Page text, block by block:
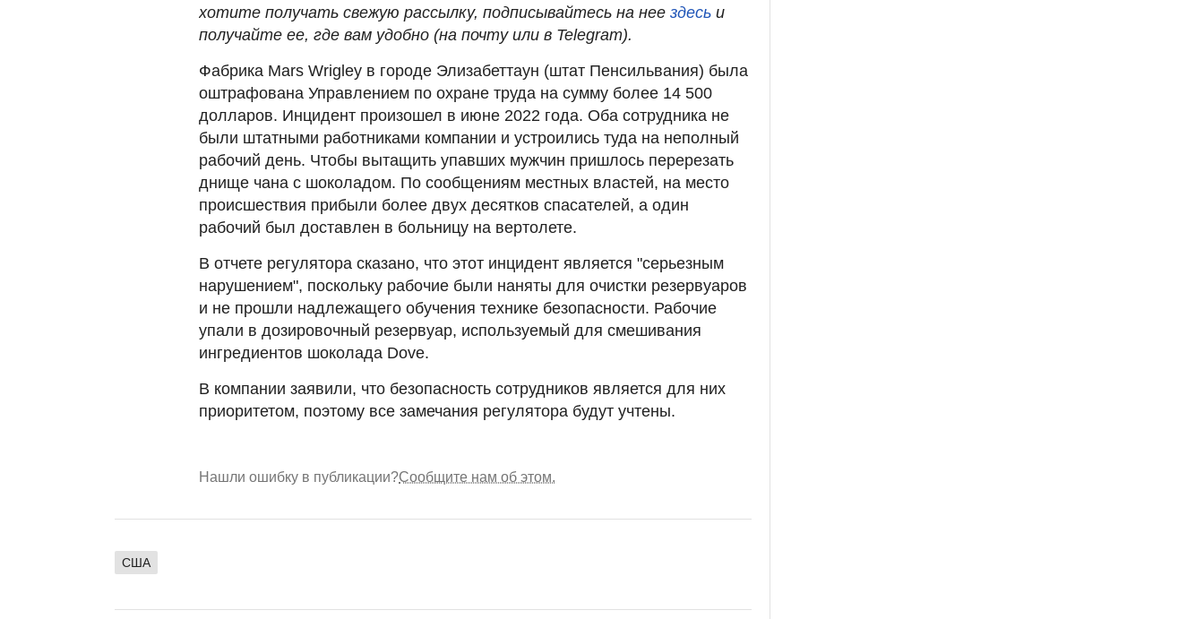
хотите получать свежую рассылку, подписывайтесь на нее здесь и
получайте ее, где вам удобно (на почту или в Telegram).
Фабрика Mars Wrigley в городе Элизабеттаун (штат Пенсильвания) была
оштрафована Управлением по охране труда на сумму более 14 500
долларов. Инцидент произошел в июне 2022 года. Оба сотрудника не
были штатными работниками компании и устроились туда на неполный
рабочий день. Чтобы вытащить упавших мужчин пришлось перерезать
днище чана с шоколадом. По сообщениям местных властей, на место
происшествия прибыли более двух десятков спасателей, а один
рабочий был доставлен в больницу на вертолете.
В отчете регулятора сказано, что этот инцидент является "серьезным
нарушением", поскольку рабочие были наняты для очистки резервуаров
и не прошли надлежащего обучения технике безопасности. Рабочие
упали в дозировочный резервуар, используемый для смешивания
ингредиентов шоколада Dove.
В компании заявили, что безопасность сотрудников является для них
приоритетом, поэтому все замечания регулятора будут учтены.
Нашли ошибку в публикации?Сообщите нам об этом.
США